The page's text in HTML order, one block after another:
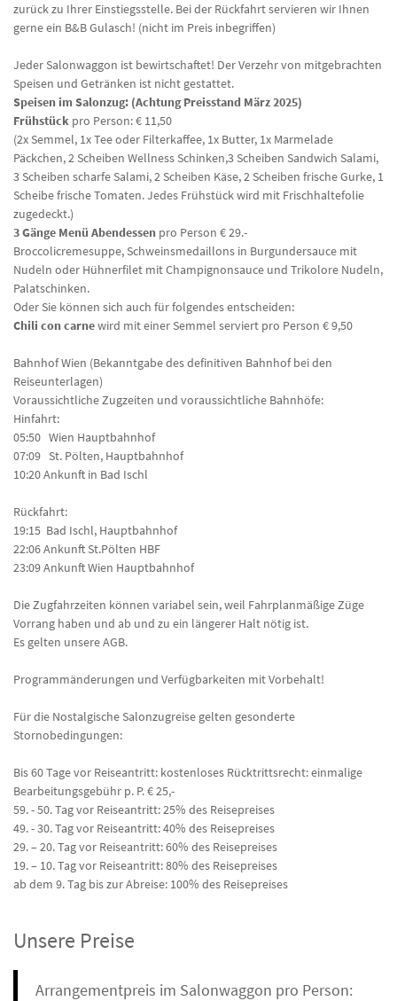
zurück zu Ihrer Einstiegsstelle. Bei der Rückfahrt servieren wir Ihnen
gerne ein B&B Gulasch! (nicht im Preis inbegriffen)
Jeder Salonwaggon ist bewirtschaftet! Der Verzehr von mitgebrachten
Speisen und Getränken ist nicht gestattet.
Speisen im Salonzug: (Achtung Preisstand März 2025)
Frühstück pro Person: € 11,50
(2x Semmel, 1x Tee oder Filterkaffee, 1x Butter, 1x Marmelade
Päckchen, 2 Scheiben Wellness Schinken,3 Scheiben Sandwich Salami,
3 Scheiben scharfe Salami, 2 Scheiben Käse, 2 Scheiben frische Gurke, 1
Scheibe frische Tomaten. Jedes Frühstück wird mit Frischhaltefolie
zugedeckt.)
3 Gänge Menü Abendessen pro Person € 29.-
Broccolicremesuppe, Schweinsmedaillons in Burgundersauce mit
Nudeln oder Hühnerfilet mit Champignonsauce und Trikolore Nudeln,
Palatschinken.
Oder Sie können sich auch für folgendes entscheiden:
Chili con carnewird mit einer Semmel serviert pro Person € 9,50
Bahnhof Wien (Bekanntgabe des definitiven Bahnhof bei den
Reiseunterlagen)
Voraussichtliche Zugzeiten und voraussichtliche Bahnhöfe:
Hinfahrt:
05:50 Wien Hauptbahnhof
07:09 St. Pölten, Hauptbahnhof
10:20 Ankunft in Bad Ischl
Rückfahrt:
19:15 Bad Ischl, Hauptbahnhof
22:06 Ankunft St.Pölten HBF
23:09 Ankunft Wien Hauptbahnhof
Die Zugfahrzeiten können variabel sein, weil Fahrplanmäßige Züge
Vorrang haben und ab und zu ein längerer Halt nötig ist.
Es gelten unsere AGB.
Programmänderungen und Verfügbarkeiten mit Vorbehalt!
Für die Nostalgische Salonzugreise gelten gesonderte
Stornobedingungen:
Bis 60 Tage vor Reiseantritt: kostenloses Rücktrittsrecht: einmalige
Bearbeitungsgebühr p. P. € 25,-
59. - 50. Tag vor Reiseantritt: 25% des Reisepreises
49. - 30. Tag vor Reiseantritt: 40% des Reisepreises
29. – 20. Tag vor Reiseantritt: 60% des Reisepreises
19. – 10. Tag vor Reiseantritt: 80% des Reisepreises
ab dem 9. Tag bis zur Abreise: 100% des Reisepreises
Unsere Preise
Arrangementpreis im Salonwaggon pro Person: